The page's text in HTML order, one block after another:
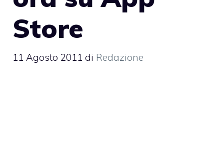
Store
11 Agosto 2011 di Redazione